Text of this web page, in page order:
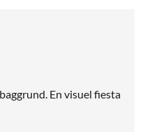
En visuel fiesta